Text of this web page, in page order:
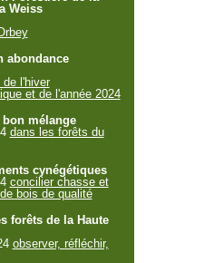
Weiss
abondance
de l'hiver
et de l'année 2024
mélange
dans les forêts du
cynégétiques
concilier chasse et
bois de qualité
forêts de la Haute
observer, réfléchir,